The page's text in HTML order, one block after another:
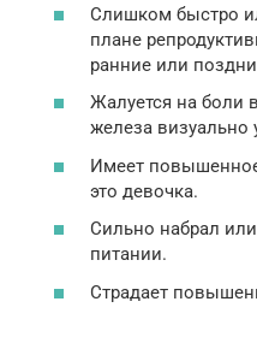
Слишком быстро
плане
ранние или
Жалуется на боли
железа визуально
Имеет
это девочка.
Сильно набрал
питании.
Страдает